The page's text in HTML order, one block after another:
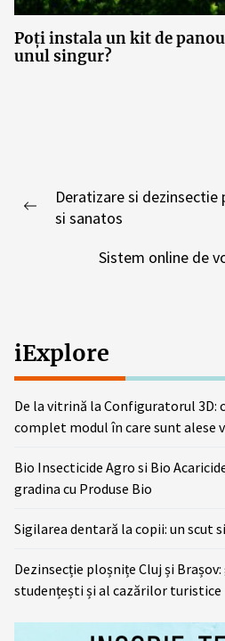
Poți instala un kit de
unul singur?
navigation
Previous
Deratizare si
si sanatos
Sistem online de
iExplore
De la vitrină la Configuratorul 3D:
complet modul în care sunt alese
Bio Insecticide Agro si Bio
gradina cu Produse Bio
Sigilarea dentară la copii: un scut
Dezinsecție ploșnițe Cluj și
studențești și al cazărilor turistice